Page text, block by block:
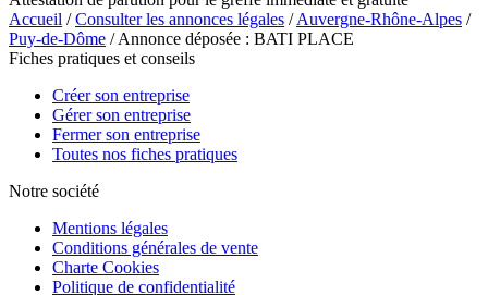
Accueil /Consulter les annonces légales /Auvergne-Rhône-Alpes /
Puy-de-Dôme / Annonce déposée : BATI PLACE
Fiches pratiques et conseils
Créer son entreprise
Gérer son entreprise
Fermer son entreprise
Toutes nos fiches pratiques
Notre société
Mentions légales
Conditions générales de vente
Charte Cookies
Politique de confidentialité